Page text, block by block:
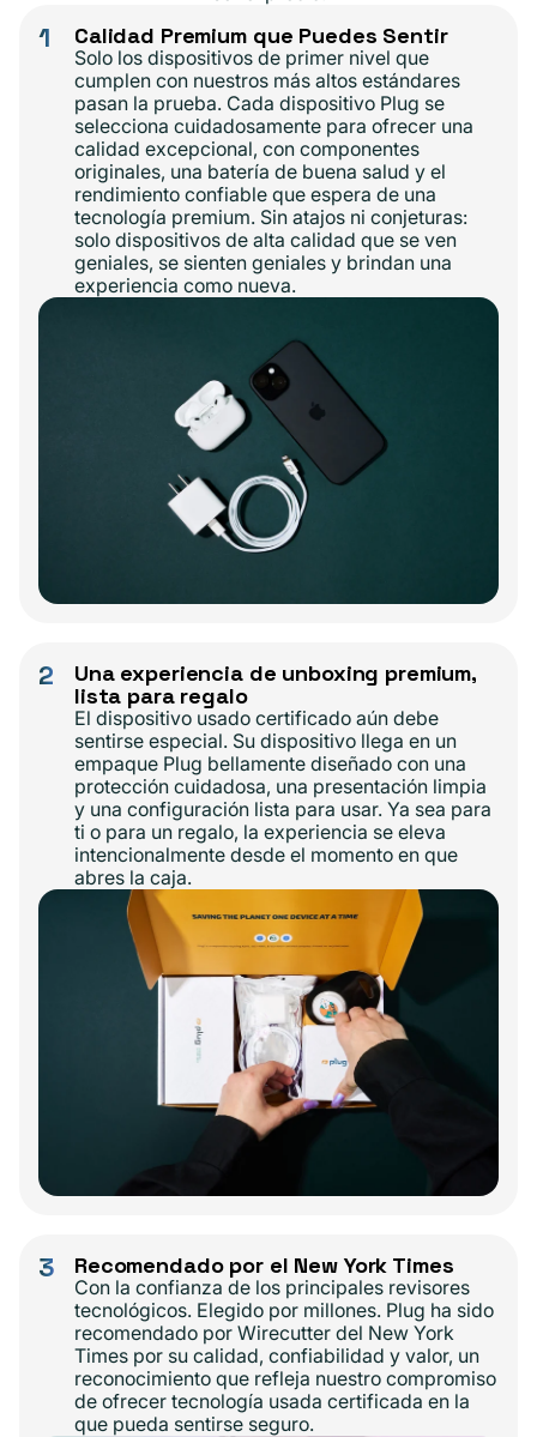
1 Calidad Premium que Puedes Sentir
Solo los dispositivos de primer nivel que
cumplen con nuestros más altos estándares
pasan la prueba. Cada dispositivo Plug se
selecciona cuidadosamente para ofrecer una
calidad excepcional, con componentes
originales, una batería de buena salud y el
rendimiento confiable que espera de una
tecnología premium. Sin atajos ni conjeturas:
solo dispositivos de alta calidad que se ven
geniales, se sienten geniales y brindan una
experiencia como nueva.
2
Una experiencia de unboxing premium,
lista para regalo
El dispositivo usado certificado aún debe
sentirse especial. Su dispositivo llega en un
empaque Plug bellamente diseñado con una
protección cuidadosa, una presentación limpia
y una configuración lista para usar. Ya sea para
ti o para un regalo, la experiencia se eleva
intencionalmente desde el momento en que
abres la caja.
3 Recomendado por el New York Times
Con la confianza de los principales revisores
tecnológicos. Elegido por millones. Plug ha sido
recomendado por Wirecutter del New York
Times por su calidad, confiabilidad y valor, un
reconocimiento que refleja nuestro compromiso
de ofrecer tecnología usada certificada en la
que pueda sentirse seguro.